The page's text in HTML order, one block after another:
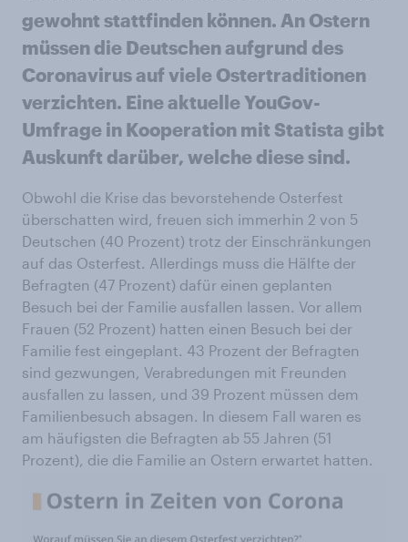
gewohnt stattfinden können. An Ostern
müssen die Deutschen aufgrund des
Coronavirus auf viele Ostertraditionen
verzichten. Eine aktuelle YouGov-
Umfrage in Kooperation mit Statista gibt
Auskunft darüber, welche diese sind.
Obwohl die Krise das bevorstehende Osterfest
überschatten wird, freuen sich immerhin 2 von 5
Deutschen (40 Prozent) trotz der Einschränkungen
auf das Osterfest. Allerdings muss die Hälfte der
Befragten (47 Prozent) dafür einen geplanten
Besuch bei der Familie ausfallen lassen. Vor allem
Frauen (52 Prozent) hatten einen Besuch bei der
Familie fest eingeplant. 43 Prozent der Befragten
sind gezwungen, Verabredungen mit Freunden
ausfallen zu lassen, und 39 Prozent müssen dem
Familienbesuch absagen. In diesem Fall waren es
am häufigsten die Befragten ab 55 Jahren (51
Prozent), die die Familie an Ostern erwartet hatten.